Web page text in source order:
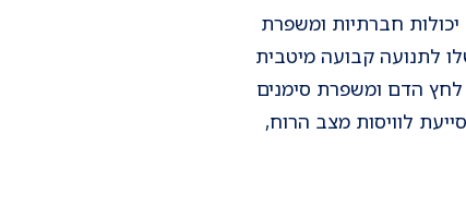
חברתיות ומשפרת
לתנועה קבועה מיטבית
לחץ הדם ומשפרת סימנים
לוויסות מצב הרוח,